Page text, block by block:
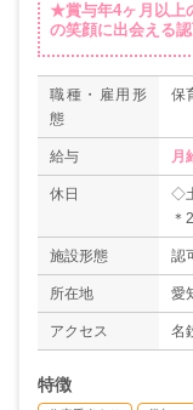
★賞与年4ヶ月以上
の笑顔に出会える
職種・雇用形
態
保
給与 月
休日
◇
＊
＊
祝
◇
◇
＊
施設形態 認
所在地 愛
アクセス 名
特徴